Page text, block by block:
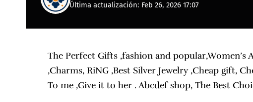
Última actualización: Feb 26, 2026 17:07
The Perfect Gifts ,fashion and popular,Women’s
,Charms, RiNG ,Best Silver Jewelry ,Cheap gift,
To me ,Give it to her .Abcdef shop, The Best